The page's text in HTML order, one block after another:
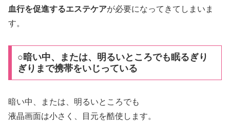
血行を促進するエステケアが必要になってきてしまいま
す。
○暗い中、または、明るいところでも眠るぎり
ぎりまで携帯をいじっている
暗い中、または、明るいところでも
液晶画面は小さく、目元を酷使します。